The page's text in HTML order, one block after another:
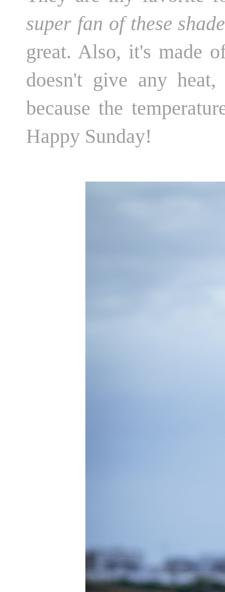
super fan of these
great. Also, it's made
doesn't give any
because the
Happy Sunday!